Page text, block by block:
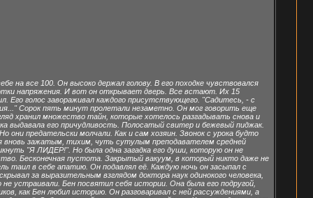
на все 100. Он высоко держал голову. В его походке чувствовался
напряжения. И вот он открывает дверь. Все встают. Их 15
Его голос завораживал каждого присутствующего. "Садитесь, - с
Сорок пять минут пролетали незаметно. Он мог говорить еще
хранил множество тайн, которые хотелось разгадывать снова и
выдавала его причудливость. Полосатый свитер и бежевый пиджак.
предательски молчали. Как и сам хозяин. Звонок с урока будто
вновь зажатым, тихим, чуть сутулым преподавателем средней
"Я ЛИДЕР!". Но была одна загадка его души, которую он не
Бесконечная пустота. Закрытый вакуум, в который никто даже не
таил в себе апатию. Он подавлял её. Каждую ночь он засыпал с
за выразительным взглядом доктора наук одинокого человека,
устраивали. Бен посвятил себя истории. Она была его подругой,
как Бен любил историю. Он разговаривал с ней рассуждениями, а